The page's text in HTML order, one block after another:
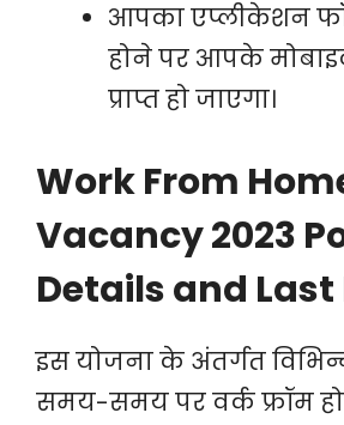
आपका एप्लीकेशन
होने पर आपके
प्राप्त हो जाएगा।
Work From
Vacancy 2023
Details and Last
इस योजना के अंतर्गत
समय-समय पर वर्क फ्रॉम